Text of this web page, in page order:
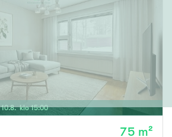
10.8. klo15:00
75 m²